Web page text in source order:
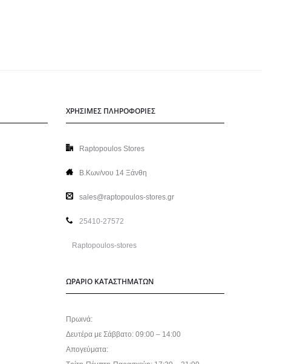
ΧΡΗΣΙΜΕΣ ΠΛΗΡΟΦΟΡΙΕΣ
Raptopoulos Stores
Β.Κων/νου 14 Ξάνθη
sales@raptopoulos-stores.gr
25410-27572
Raptopoulos-stores
ΩΡΑΡΙΟ ΚΑΤΑΣΤΗΜΑΤΩΝ
Πρωινά:
Δευτέρα με Σάββατο: 09:00 – 14:00
Απογεύματα: